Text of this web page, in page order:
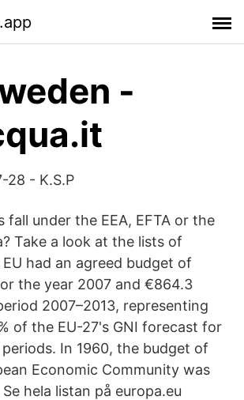
-
28 - K.S.P
fall under the EEA, EFTA or the
Take a look at the lists of
had an agreed budget of
the year 2007 and €864.3
2007–2013, representing
of the EU-27's GNI forecast for
In 1960, the budget of
Economic Community was
hela listan på europa.eu